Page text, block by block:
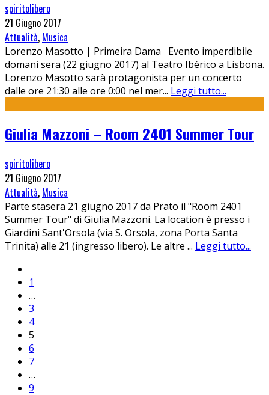
spiritolibero
21 Giugno 2017
Attualità, Musica
Lorenzo Masotto | Primeira Dama Evento imperdibile
domani sera (22 giugno 2017) al Teatro Ibérico a Lisbona.
Lorenzo Masotto sarà protagonista per un concerto
dalle ore 21:30 alle ore 0:00 nel mer... Leggi tutto...
Giulia Mazzoni – Room 2401 Summer Tour
spiritolibero
21 Giugno 2017
Attualità, Musica
Parte stasera 21 giugno 2017 da Prato il "Room 2401
Summer Tour" di Giulia Mazzoni. La location è presso i
Giardini Sant'Orsola (via S. Orsola, zona Porta Santa
Trinita) alle 21 (ingresso libero). Le altre ... Leggi tutto...
1
…
3
4
5
6
7
…
9